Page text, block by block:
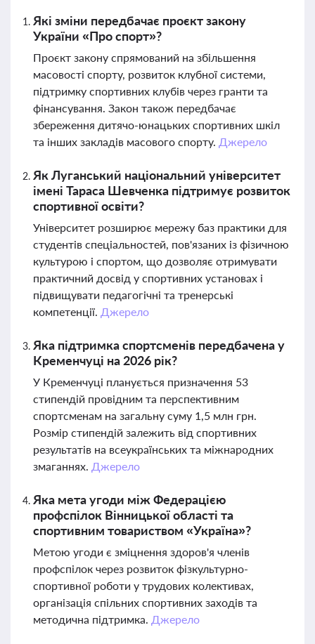
Які зміни передбачає проєкт закону
України «Про спорт»?
Проєкт закону спрямований на збільшення
масовості спорту, розвиток клубної системи,
підтримку спортивних клубів через гранти та
фінансування. Закон також передбачає
збереження дитячо-юнацьких спортивних шкіл
та інших закладів масового спорту. Джерело
Як Луганський національний університет
імені Тараса Шевченка підтримує розвиток
спортивної освіти?
Університет розширює мережу баз практики для
студентів спеціальностей, пов'язаних із фізичною
культурою і спортом, що дозволяє отримувати
практичний досвід у спортивних установах і
підвищувати педагогічні та тренерські
компетенції. Джерело
Яка підтримка спортсменів передбачена у
Кременчуці на 2026 рік?
У Кременчуці планується призначення 53
стипендій провідним та перспективним
спортсменам на загальну суму 1,5 млн грн.
Розмір стипендій залежить від спортивних
результатів на всеукраїнських та міжнародних
змаганнях. Джерело
Яка мета угоди між Федерацією
профспілок Вінницької області та
спортивним товариством «Україна»?
Метою угоди є зміцнення здоров'я членів
профспілок через розвиток фізкультурно-
спортивної роботи у трудових колективах,
організація спільних спортивних заходів та
методична підтримка. Джерело